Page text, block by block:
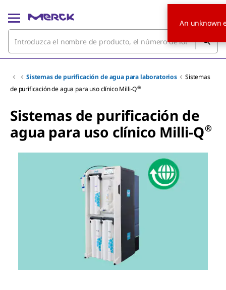
Sistemas de purificación de agua para laboratorios
Sistemas
de purificación de agua para uso clínico Milli-Q®
Sistemas de purificación de
agua para uso clínico Milli-Q®
An unknown